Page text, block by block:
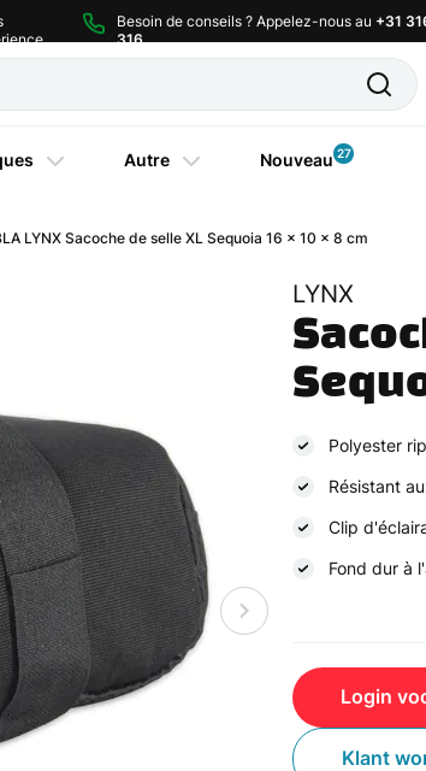
Besoin de conseils ? Appelez-nous au +31
316
Autre Nouveau 27
LYNX Sacoche de selle XL Sequoia 16 x 10 x 8 cm
LYNX
Polyester
Résistant
Clip
Fond dur à
Login
Klant